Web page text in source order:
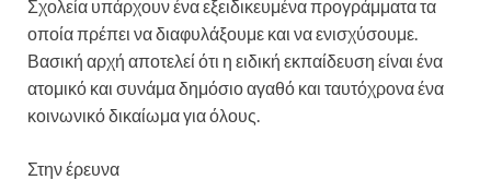
Σχολεία υπάρχουν ένα εξειδικευμένα προγράμματα τα
οποία πρέπει να διαφυλάξουμε και να ενισχύσουμε.
Βασική αρχή αποτελεί ότι η ειδική εκπαίδευση είναι ένα
ατομικό και συνάμα δημόσιο αγαθό και ταυτόχρονα ένα
κοινωνικό δικαίωμα για όλους.
Στην έρευνα